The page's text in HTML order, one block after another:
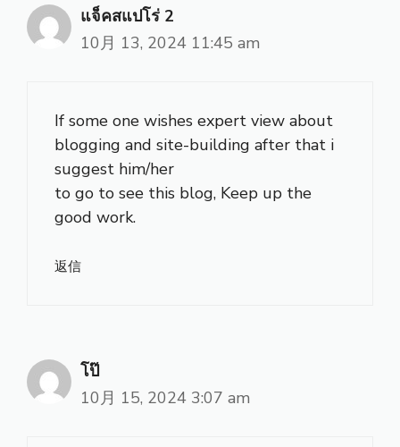
แจ็คสแปโร่ 2
10月 13, 2024 11:45 am
If some one wishes expert view about
blogging and site-building after that i
suggest him/her
to go to see this blog, Keep up the
good work.
返信
โป๊
10月 15, 2024 3:07 am